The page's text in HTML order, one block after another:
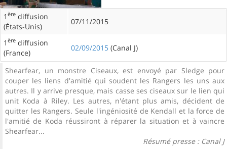
1 ère diffusion
(États-Unis)
07/11/2015
1 ère diffusion
(France)
02/09/2015 (Canal J)
Shearfear, un monstre Ciseaux, est envoyé par Sledge pour
couper les liens d'amitié qui soudent les Rangers les uns aux
autres. Il y arrive presque, mais casse ses ciseaux sur le lien qui
unit Koda à Riley. Les autres, n'étant plus amis, décident de
quitter les Rangers. Seule l'ingéniosité de Kendall et la force de
l'amitié de Koda réussiront à réparer la situation et à vaincre
Shearfear...
Résumé presse : Canal J